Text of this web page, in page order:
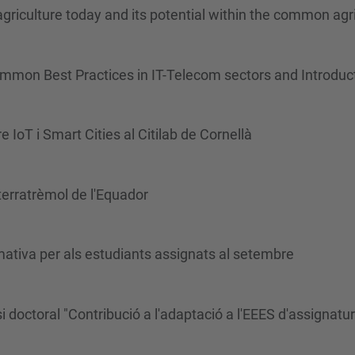
today and its potential within the common
Best Practices in IT-Telecom sectors and
IoT i Smart Cities al Citilab de Cornellà
de l'Equador
per als estudiants assignats al setembre
doctoral "Contribució a l'adaptació a l'EEES